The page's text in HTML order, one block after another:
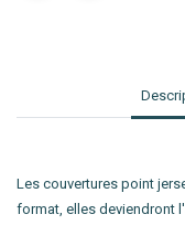
Les couvertures point
format, elles deviendront